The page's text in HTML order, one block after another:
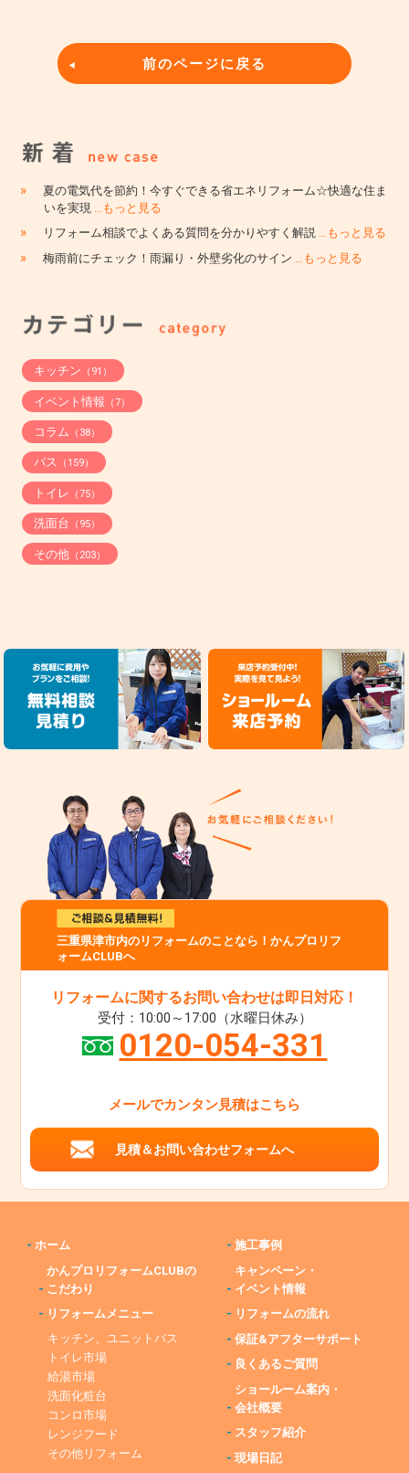
前のページに戻る
»
夏の電気代を節約！今すぐできる省エネリフォーム☆快適な住ま
いを実現 …もっと見る
» リフォーム相談でよくある質問を分かりやすく解説 …もっと見る
» 梅雨前にチェック！雨漏り・外壁劣化のサイン …もっと見る
キッチン （91）
イベント情報 （7）
コラム （38）
バス （159）
トイレ （75）
洗面台 （95）
その他（203）
三重県津市内のリフォームのことなら！かんプロリフ
ォームCLUBへ
リフォームに関するお問い合わせは即日対応！
受付：10:00～17:00（水曜日休み）
0120-054-331
メールでカンタン見積はこちら
見積＆お問い合わせフォームへ
-ホーム
-
かんプロリフォームCLUBの
こだわり
- リフォームメニュー
キッチン、ユニットバス
トイレ市場
給湯市場
洗面化粧台
コンロ市場
レンジフード
その他リフォーム
-施工事例
-
キャンペーン・
イベント情報
- リフォームの流れ
-保証&アフターサポート
- 良くあるご質問
-
ショールーム案内・
会社概要
- スタッフ紹介
-現場日記